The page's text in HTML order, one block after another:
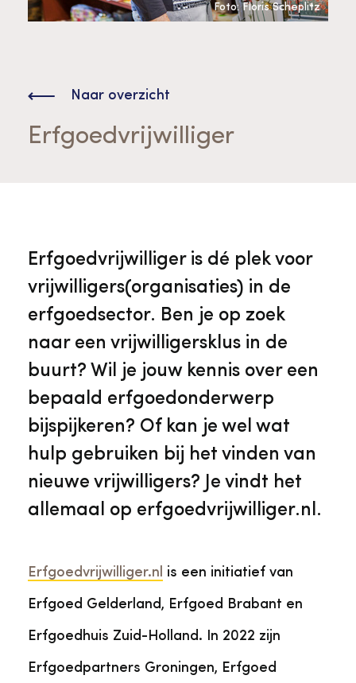
Ergoedvrijwilligersprijs
Thema's
Contact
Advies en ondersteuning voor
Advies en ondersteuning voor
erfgoedinstellingen en musea
Museumplatform Zuid-Holland
Collectiebeheer
Geschiedenis van Zuid-Holland
Bekijk alle diensten
Tarieven en algemene voorwaarden
Veelgestelde vragen
Ons team
Over de Monumentenwacht
Raad van Toezicht
Jaarstukken
Vacatures
Tarieven
Bekijk meer over ons
Erfgoedvrijwilliger
Naar overzicht
Foto: Floris Scheplitz
Erfgoedvrijwilliger is dé plek voor
vrijwilligers(organisaties) in de
erfgoedsector. Ben je op zoek
naar een vrijwilligersklus in de
buurt? Wil je jouw kennis over een
bepaald erfgoedonderwerp
bijspijkeren? Of kan je wel wat
hulp gebruiken bij het vinden van
nieuwe vrijwilligers? Je vindt het
allemaal op erfgoedvrijwilliger.nl.
Erfgoedvrijwilliger.nl is een initiatief van
Erfgoed Gelderland, Erfgoed Brabant en
Erfgoedhuis Zuid-Holland. In 2022 zijn
Erfgoedpartners Groningen, Erfgoed